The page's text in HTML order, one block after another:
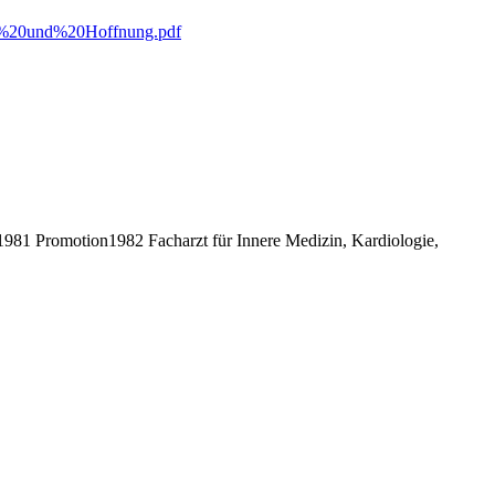
Promotion1982 Facharzt für Innere Medizin, Kardiologie,